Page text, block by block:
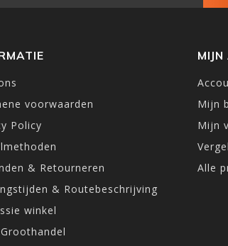
voorwaarden
Policy
& Retourneren
& Routebeschrijving
winkel
Mijn
Mijn
Alle